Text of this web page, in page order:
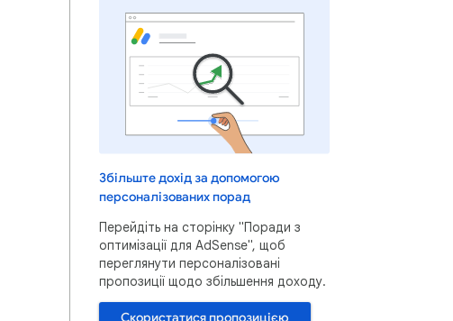
Збільште дохід за допомогою
персоналізованих порад
Перейдіть на сторінку "Поради з
оптимізації для AdSense", щоб
переглянути персоналізовані
пропозиції щодо збільшення доходу.
Скористатися пропозицією